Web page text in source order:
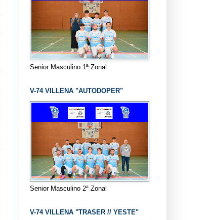
Senior Masculino 1ª Zonal
V-74 VILLENA "AUTODOPER"
Senior Masculino 2ª Zonal
V-74 VILLENA "TRASER // YESTE"